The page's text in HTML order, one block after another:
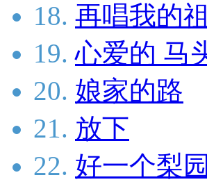
18. 再唱我的
19. 心爱的 马
20. 娘家的路
21. 放下
22. 好一个梨